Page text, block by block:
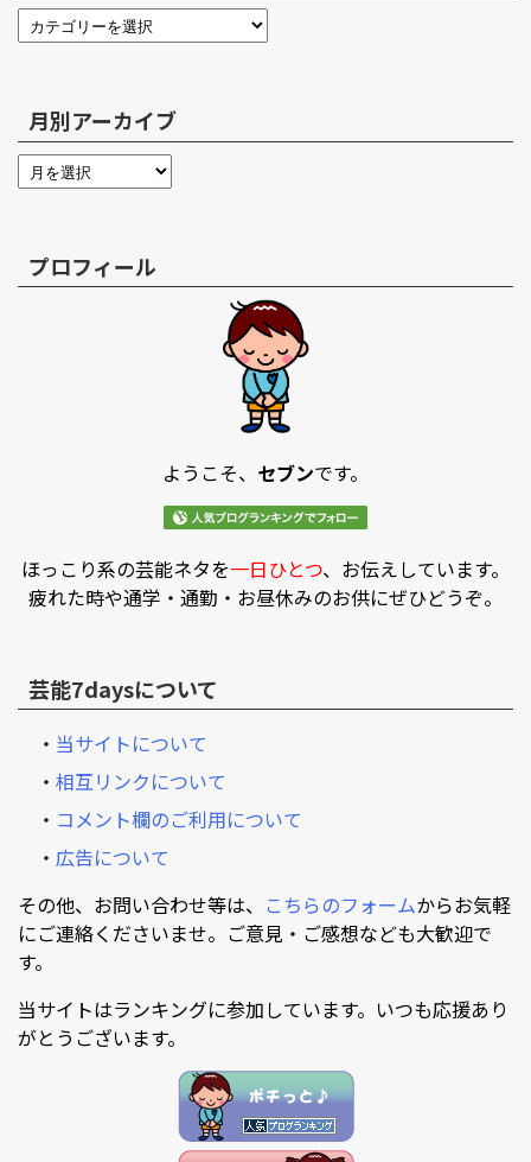
月別アーカイブ
プロフィール
ようこそ、 セブンです。
ほっこり系の芸能ネタを一日ひとつ、お伝えしています。
疲れた時や通学・通勤・お昼休みのお供にぜひどうぞ。
芸能7daysについて
・ 当サイトについて
・ 相互リンクについて
・ コメント欄のご利用について
・ 広告について
その他、お問い合わせ等は、 こちらのフォームからお気軽
にご連絡くださいませ。ご意見・ご感想なども大歓迎で
す。
当サイトはランキングに参加しています。いつも応援あり
がとうございます。